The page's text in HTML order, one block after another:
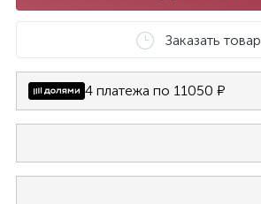
Заказать товар
4 платежа по 11050 ₽